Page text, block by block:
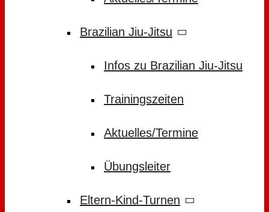
Brazilian Jiu-Jitsu
Infos zu Brazilian Jiu-Jitsu
Trainingszeiten
Aktuelles/Termine
Übungsleiter
Eltern-Kind-Turnen